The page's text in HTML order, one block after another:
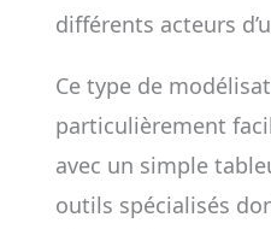
différents acteurs
Ce type de
particulièrement
avec un simple
outils spécialisés